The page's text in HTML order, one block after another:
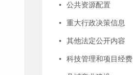
公共资源配置
重大行政决策信息
其他法定公开内容
科技管理和项目经费